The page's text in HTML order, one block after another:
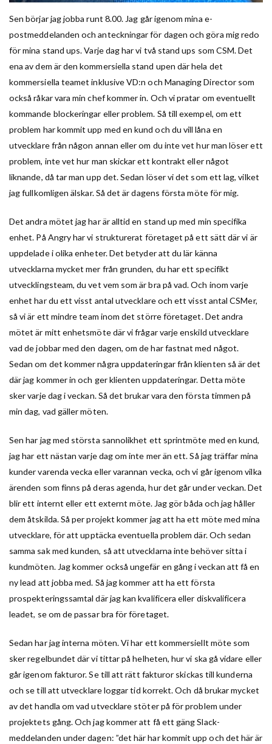
Sen börjar jag jobba runt 8.00. Jag går igenom mina e-
postmeddelanden och anteckningar för dagen och göra mig redo
för mina stand ups. Varje dag har vi två stand ups som CSM. Det
ena av dem är den kommersiella stand upen där hela det
kommersiella teamet inklusive VD:n och Managing Director som
också råkar vara min chef kommer in. Och vi pratar om eventuellt
kommande blockeringar eller problem. Så till exempel, om ett
problem har kommit upp med en kund och du vill låna en
utvecklare från någon annan eller om du inte vet hur man löser ett
problem, inte vet hur man skickar ett kontrakt eller något
liknande, då tar man upp det. Sedan löser vi det som ett lag, vilket
jag fullkomligen älskar. Så det är dagens första möte för mig.
Det andra mötet jag har är alltid en stand up med min specifika
enhet. På Angry har vi strukturerat företaget på ett sätt där vi är
uppdelade i olika enheter. Det betyder att du lär känna
utvecklarna mycket mer från grunden, du har ett specifikt
utvecklingsteam, du vet vem som är bra på vad. Och inom varje
enhet har du ett visst antal utvecklare och ett visst antal CSMer,
så vi är ett mindre team inom det större företaget. Det andra
mötet är mitt enhetsmöte där vi frågar varje enskild utvecklare
vad de jobbar med den dagen, om de har fastnat med något.
Sedan om det kommer några uppdateringar från klienten så är det
där jag kommer in och ger klienten uppdateringar. Detta möte
sker varje dag i veckan. Så det brukar vara den första timmen på
min dag, vad gäller möten.
Sen har jag med största sannolikhet ett sprintmöte med en kund,
jag har ett nästan varje dag om inte mer än ett. Så jag träffar mina
kunder varenda vecka eller varannan vecka, och vi går igenom vilka
ärenden som finns på deras agenda, hur det går under veckan. Det
blir ett internt eller ett externt möte. Jag gör båda och jag håller
dem åtskilda. Så per projekt kommer jag att ha ett möte med mina
utvecklare, för att upptäcka eventuella problem där. Och sedan
samma sak med kunden, så att utvecklarna inte behöver sitta i
kundmöten. Jag kommer också ungefär en gång i veckan att få en
ny lead att jobba med. Så jag kommer att ha ett första
prospekteringssamtal där jag kan kvalificera eller diskvalificera
leadet, se om de passar bra för företaget.
Sedan har jag interna möten. Vi har ett kommersiellt möte som
sker regelbundet där vi tittar på helheten, hur vi ska gå vidare eller
går igenom fakturor. Se till att rätt fakturor skickas till kunderna
och se till att utvecklare loggar tid korrekt. Och då brukar mycket
av det handla om vad utvecklare stöter på för problem under
projektets gång. Och jag kommer att få ett gäng Slack-
meddelanden under dagen: ”det här har kommit upp och det här är